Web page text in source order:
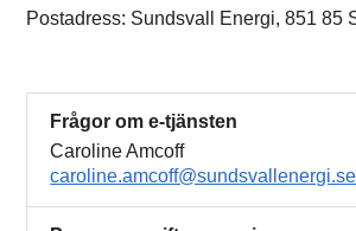
Postadress: Sundsvall Energi, 851 85
Frågor om e-tjänsten
Caroline Amcoff
caroline.amcoff@sundsvallenergi.se